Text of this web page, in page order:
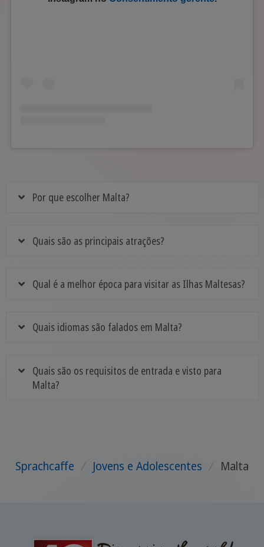
Por que escolher Malta?
Quais são as principais atrações?
Qual é a melhor época para visitar as Ilhas Maltesas?
Quais idiomas são falados em Malta?
Quais são os requisitos de entrada e visto para
Malta?
Sprachcaffe / Jovens e Adolescentes / Malta